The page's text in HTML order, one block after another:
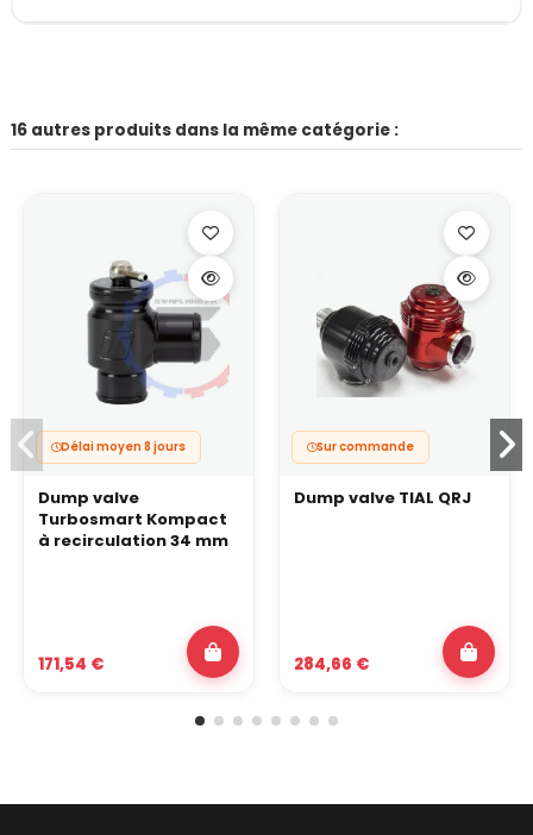
16 autres produits dans la même catégorie :
Délai moyen 8 jours
Dump valve
Turbosmart Kompact
à recirculation 34 mm
171,54 €
Sur commande
Dump valve TIAL QRJ
284,66 €